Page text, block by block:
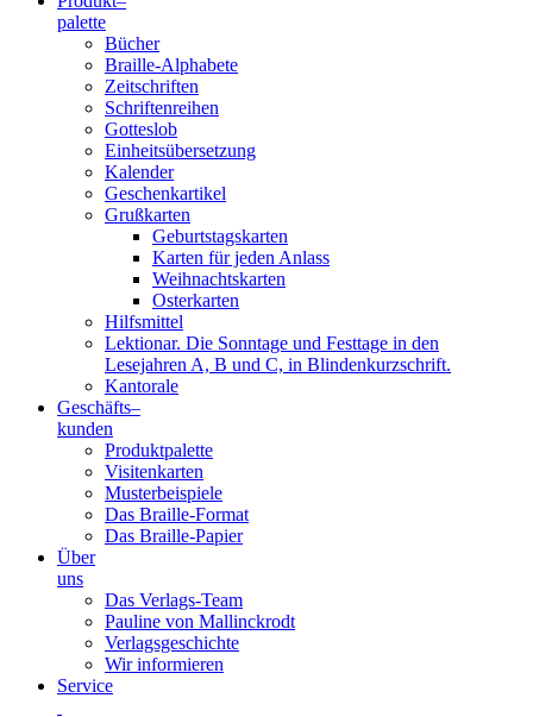
Verlag
Druckerei
gGmbH
palette
Bücher
Braille-Alphabete
Zeitschriften
Schriftenreihen
Gotteslob
Einheitsübersetzung
Kalender
Geschenkartikel
Grußkarten
Geburtstagskarten
Karten für jeden Anlass
Weihnachtskarten
Osterkarten
Hilfsmittel
Lektionar. Die Sonntage und Festtage in den
Lesejahren A, B und C, in Blindenkurzschrift.
Kantorale
Geschäfts­–
kunden
Produktpalette
Visitenkarten
Musterbeispiele
Das Braille-Format
Das Braille-Papier
Über
uns
Das Verlags-Team
Pauline von Mallinckrodt
Verlagsgeschichte
Wir informieren
Service